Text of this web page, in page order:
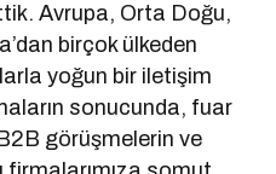
Avrupa, Orta Doğu,
birçok ülkeden
yoğun bir iletişim
sonucunda, fuar
görüşmelerin ve